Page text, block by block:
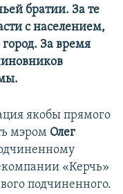
братии. За те
с населением,
За время
якобы прямого
мэром Олег
«Керчь»
подчиненного.